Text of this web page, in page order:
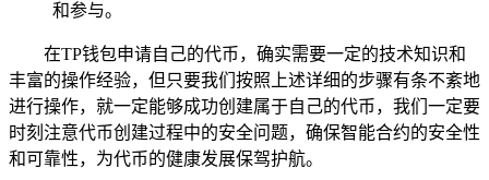
和参与。
在TP钱包申请自己的代币，确实需要一定的技术知识和
丰富的操作经验，但只要我们按照上述详细的步骤有条不紊地
进行操作，就一定能够成功创建属于自己的代币，我们一定要
时刻注意代币创建过程中的安全问题，确保智能合约的安全性
和可靠性，为代币的健康发展保驾护航。